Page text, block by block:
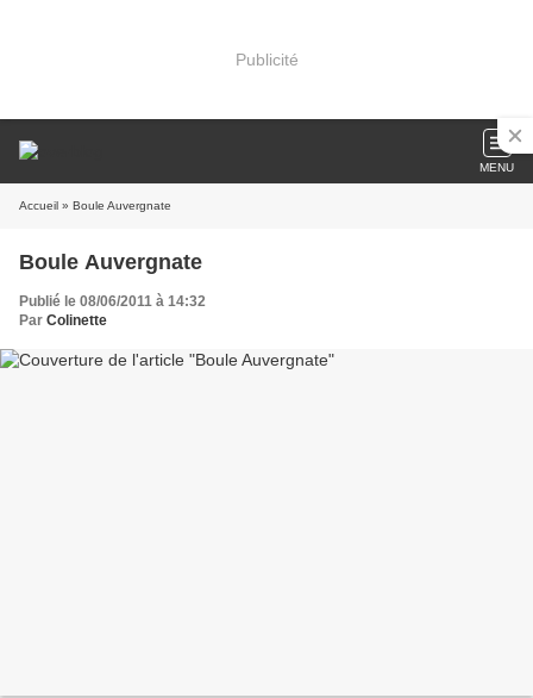
Publicité
MENU
Accueil » Boule Auvergnate
Boule Auvergnate
Publié le 08/06/2011 à 14:32
Par Colinette